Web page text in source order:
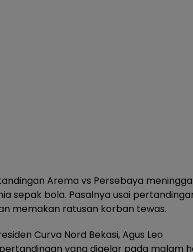
Arema vs Persebaya
sepak bola. Pasalnya usai
memakan ratusan korban tewas.
Curva Nord Bekasi, Agus Leo
yang digelar pada malam